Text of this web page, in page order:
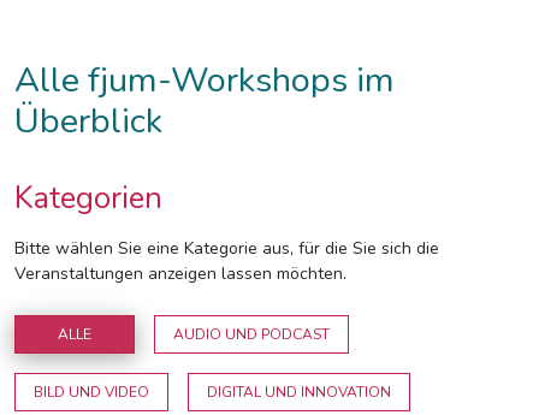
Alle fjum-Workshops im
Überblick
Kategorien
Bitte wählen Sie eine Kategorie aus, für die Sie sich die
Veranstaltungen anzeigen lassen möchten.
ALLE AUDIO UND PODCAST
BILD UND VIDEO DIGITAL UND INNOVATION